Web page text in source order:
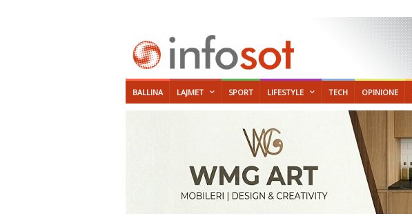
BALLINA LAJMET SPORT LIFESTYLE TECH OPINIONE